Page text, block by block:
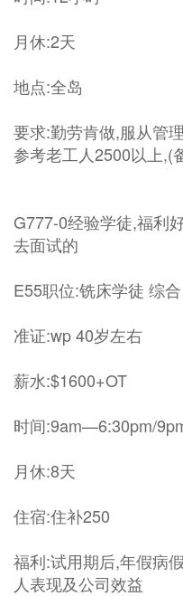
月休:2天
地点:全岛
要求:勤劳肯做,服从管
参考老工人2500以上,(
G777-0经验学徒,福利
去面试的
E55职位:铣床学徒 综
准证:wp 40岁左右
薪水:$1600+OT
时间:9am—6:30pm/
月休:8天
住宿:住补250
福利:试用期后,年假病
人表现及公司效益